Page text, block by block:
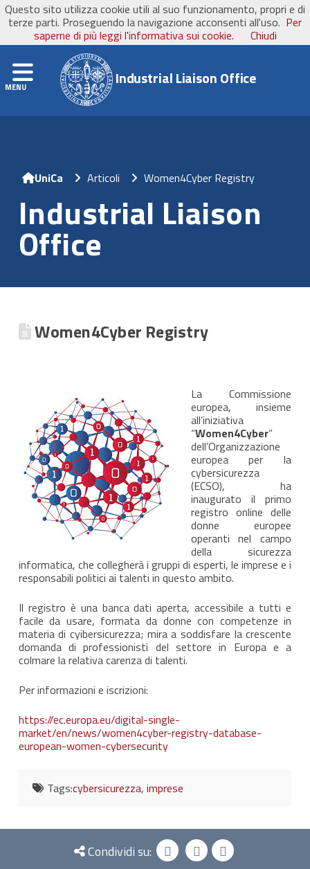
UniCa- Università degli Studi di Cagliari
Industrial Liaison Office
Navigation
Industrial Liaison
Office
HomeArticoli Women4Cyber Registry
Women4Cyber Registry
La Commissione
europea, insieme
all’iniziativa
“Women4Cyber”
dell’Organizzazione
europea per la
cybersicurezza
(ECSO), ha
inaugurato il primo
registro online delle
donne europee
operanti nel campo
della sicurezza
informatica, che collegherà i gruppi di esperti, le imprese e i
responsabili politici ai talenti in questo ambito.
Il registro è una banca dati aperta, accessibile a tutti e
facile da usare, formata da donne con competenze in
materia di cyibersicurezza; mira a soddisfare la crescente
domanda di professionisti del settore in Europa e a
colmare la relativa carenza di talenti.
Per informazioni e iscrizioni:
https://ec.europa.eu/digital-single-
market/en/news/women4cyber-registry-database-
european-women-cybersecurity
Tags:cybersicurezza, imprese
Condividi su:
Questo sito utilizza cookie utili al suo funzionamento, propri e di
terze parti. Proseguendo la navigazione acconsenti all'uso. Per
saperne di più leggi l'informativa sui cookie. Chiudi